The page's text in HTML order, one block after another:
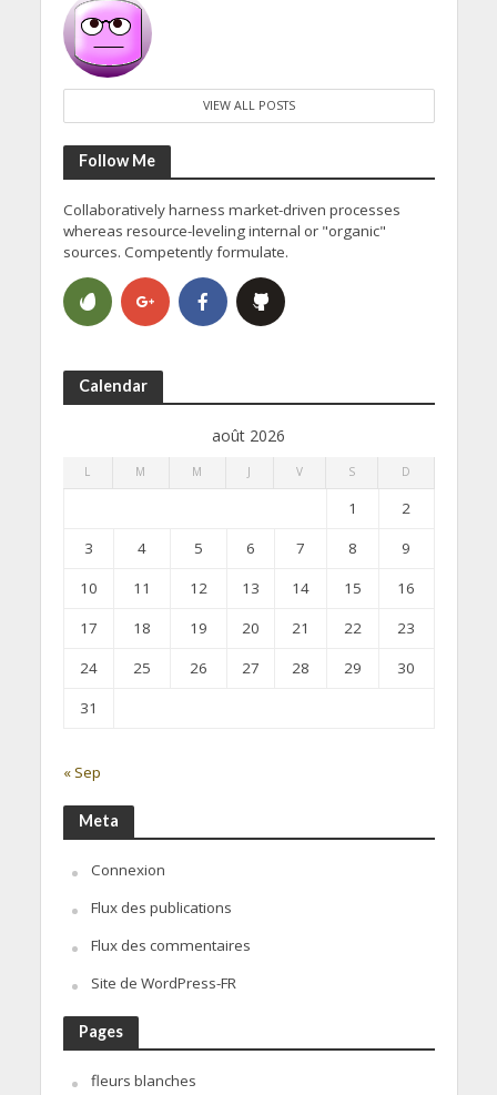
VIEW ALL POSTS
Follow Me
Collaboratively harness market-driven processes
whereas resource-leveling internal or "organic"
sources. Competently formulate.
Calendar
août 2026
L M M J V S D
1
2
3
4 5 6 7 8
9
10
11 12 13 14 15
16
17
18 19 20 21 22
23
24
25 26 27 28 29
30
31
« Sep
Meta
Connexion
Flux des publications
Flux des commentaires
Site de WordPress-FR
Pages
fleurs blanches